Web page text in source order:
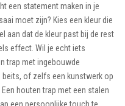
een statement maken in je
moet zijn? Kies een kleur die
aan dat de kleur past bij de rest
effect. Wil je echt iets
trap met ingebouwde
beits, of zelfs een kunstwerk op
houten trap met een stalen
een persoonlijke touch te